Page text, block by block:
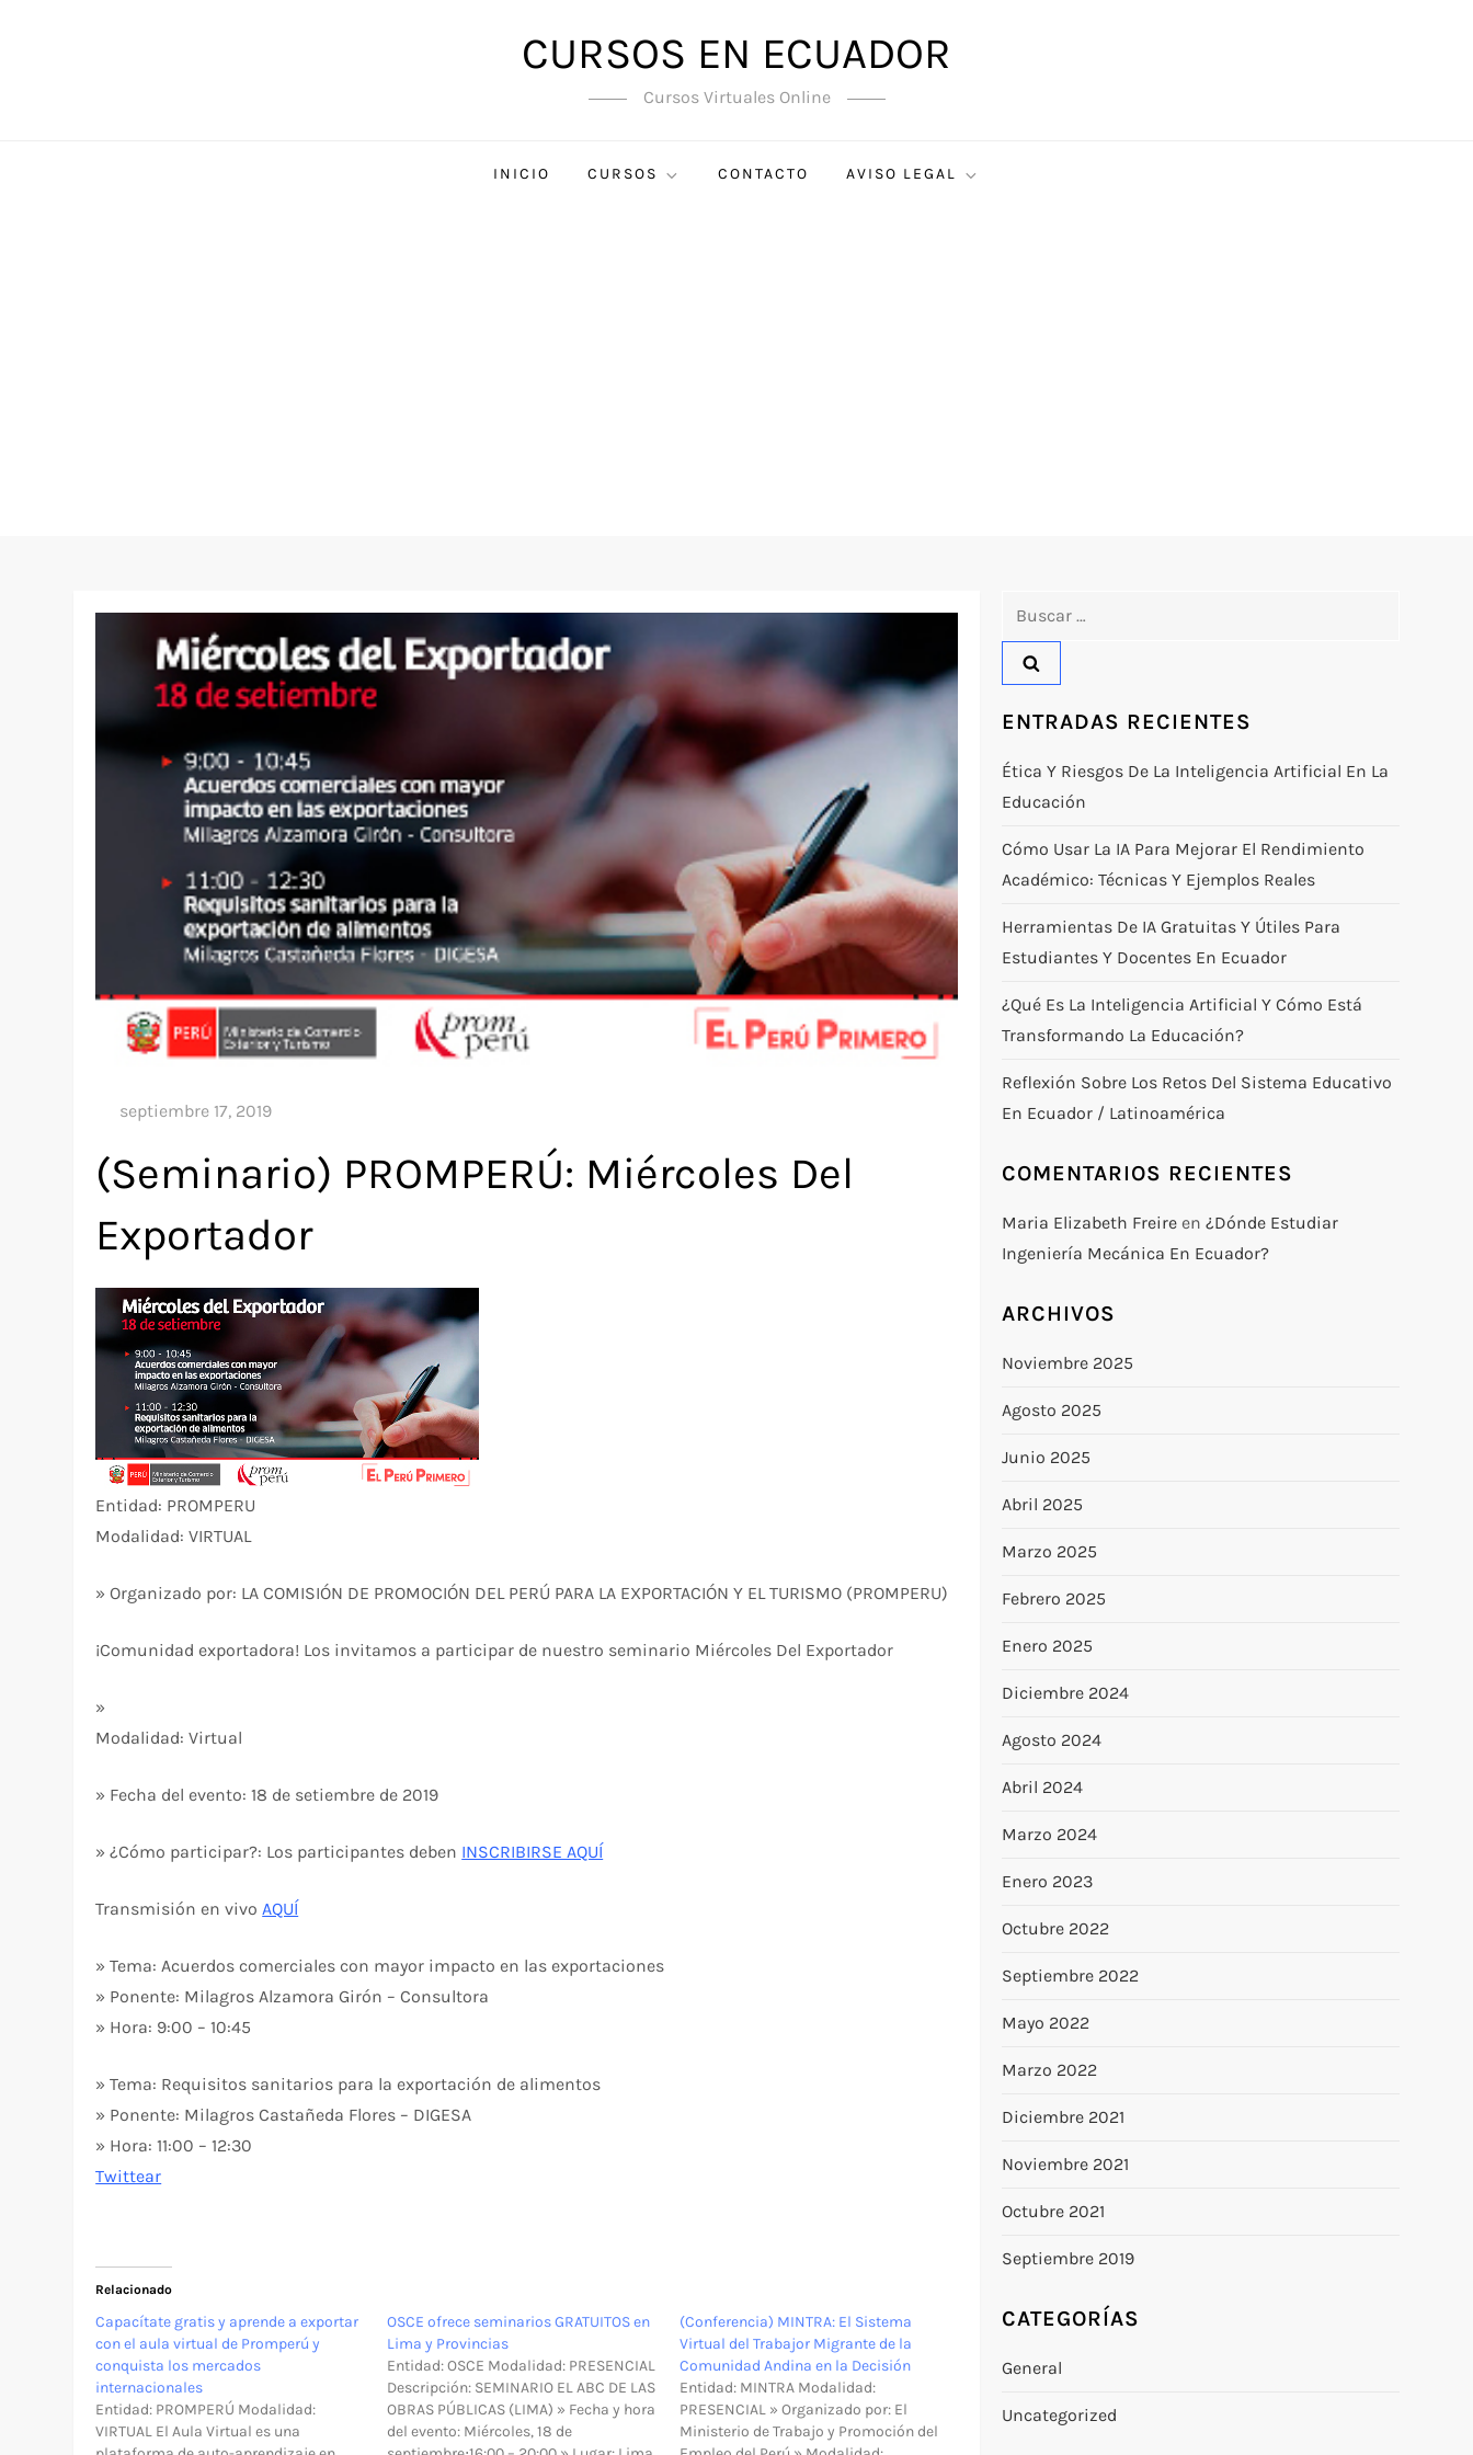
CURSOS EN ECUADOR
Cursos Virtuales Online
INICIO CURSOS CONTACTO AVISO LEGAL
(Seminario) PROMPERÚ: Miércoles Del
Exportador
Entidad: PROMPERU
Modalidad: VIRTUAL
» Organizado por: LA COMISIÓN DE PROMOCIÓN DEL PERÚ PARA LA EXPORTACIÓN Y EL TURISMO (PROMPERU)
¡Comunidad exportadora! Los invitamos a participar de nuestro seminario Miércoles Del Exportador
»
Modalidad: Virtual
» Fecha del evento: 18 de setiembre de 2019
» ¿Cómo participar?: Los participantes deben INSCRIBIRSE AQUÍ
Transmisión en vivoAQUÍ
» Tema: Acuerdos comerciales con mayor impacto en las exportaciones
» Ponente: Milagros Alzamora Girón – Consultora
» Hora: 9:00 – 10:45
» Tema: Requisitos sanitarios para la exportación de alimentos
» Ponente: Milagros Castañeda Flores – DIGESA
» Hora: 11:00 – 12:30
Twittear
Relacionado
Capacítate gratis y aprende a exportar
con el aula virtual de Promperú y
conquista los mercados
internacionales
Entidad: PROMPERÚ Modalidad:
VIRTUAL El Aula Virtual es una
OSCE ofrece seminarios GRATUITOS en
Lima y Provincias
Entidad: OSCE Modalidad: PRESENCIAL
Descripción: SEMINARIO EL ABC DE LAS
OBRAS PÚBLICAS (LIMA) » Fecha y hora
del evento: Miércoles, 18 de
(Conferencia) MINTRA: El Sistema
Virtual del Trabajor Migrante de la
Comunidad Andina en la Decisión
Entidad: MINTRA Modalidad:
PRESENCIAL » Organizado por: El
Ministerio de Trabajo y Promoción del
ENTRADAS RECIENTES
Ética Y Riesgos De La Inteligencia Artificial En La
Educación
Cómo Usar La IA Para Mejorar El Rendimiento
Académico: Técnicas Y Ejemplos Reales
Herramientas De IA Gratuitas Y Útiles Para
Estudiantes Y Docentes En Ecuador
¿Qué Es La Inteligencia Artificial Y Cómo Está
Transformando La Educación?
Reflexión Sobre Los Retos Del Sistema Educativo
En Ecuador / Latinoamérica
COMENTARIOS RECIENTES
Maria Elizabeth Freireen ¿Dónde Estudiar
Ingeniería Mecánica En Ecuador?
ARCHIVOS
Noviembre 2025
Agosto 2025
Junio 2025
Abril 2025
Marzo 2025
Febrero 2025
Enero 2025
Diciembre 2024
Agosto 2024
Abril 2024
Marzo 2024
Enero 2023
Octubre 2022
Septiembre 2022
Mayo 2022
Marzo 2022
Diciembre 2021
Noviembre 2021
Octubre 2021
Septiembre 2019
CATEGORÍAS
General
Uncategorized